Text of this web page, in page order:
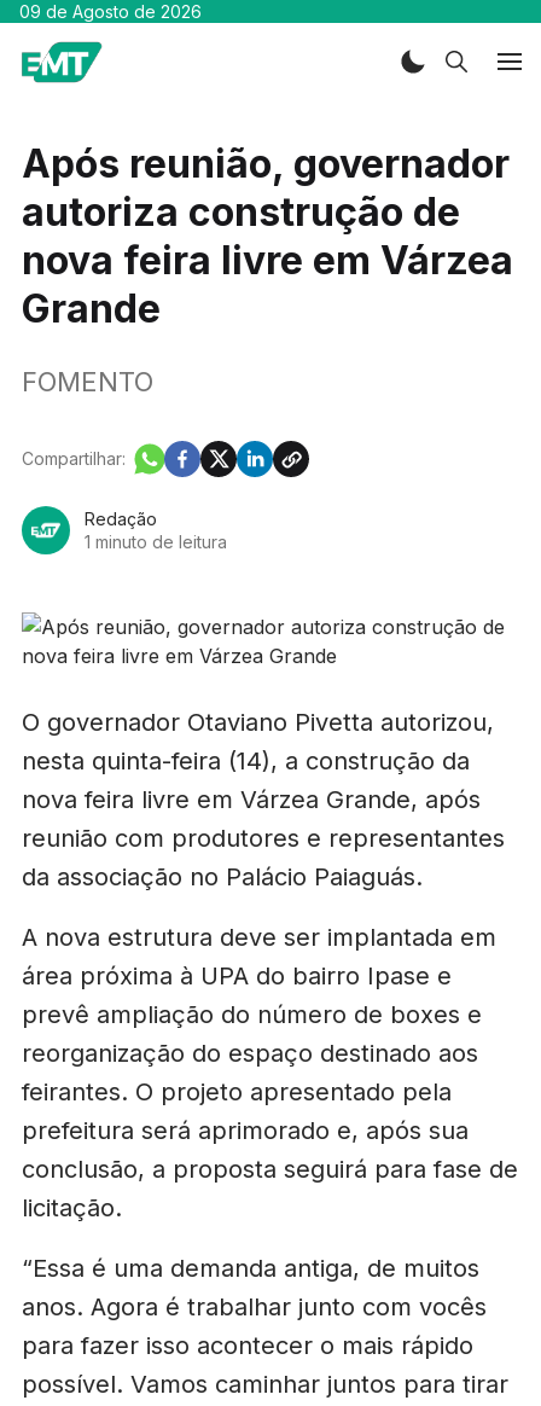
09 de Agosto de 2026
Após reunião, governador
autoriza construção de
nova feira livre em Várzea
Grande
FOMENTO
Redação
1 minuto de leitura
Compartilhar:
O governador Otaviano Pivetta autorizou,
nesta quinta-feira (14), a construção da
nova feira livre em Várzea Grande, após
reunião com produtores e representantes
da associação no Palácio Paiaguás.
A nova estrutura deve ser implantada em
área próxima à UPA do bairro Ipase e
prevê ampliação do número de boxes e
reorganização do espaço destinado aos
feirantes. O projeto apresentado pela
prefeitura será aprimorado e, após sua
conclusão, a proposta seguirá para fase de
licitação.
“Essa é uma demanda antiga, de muitos
anos. Agora é trabalhar junto com vocês
para fazer isso acontecer o mais rápido
possível. Vamos caminhar juntos para tirar